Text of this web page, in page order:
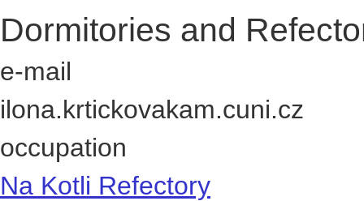
Dormitories and
e-mail
ilona.krtickovakam.cuni.cz
occupation
Na Kotli Refectory